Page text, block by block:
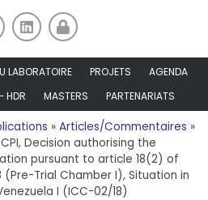
LABORATOIRE PROJETS
AGENDA
HDR MASTERS PARTENARIATS
» Articles/Commentaires »
Decision authorising the
pursuant to article 18(2) of
Trial Chamber I), Situation in
I (ICC-02/18)